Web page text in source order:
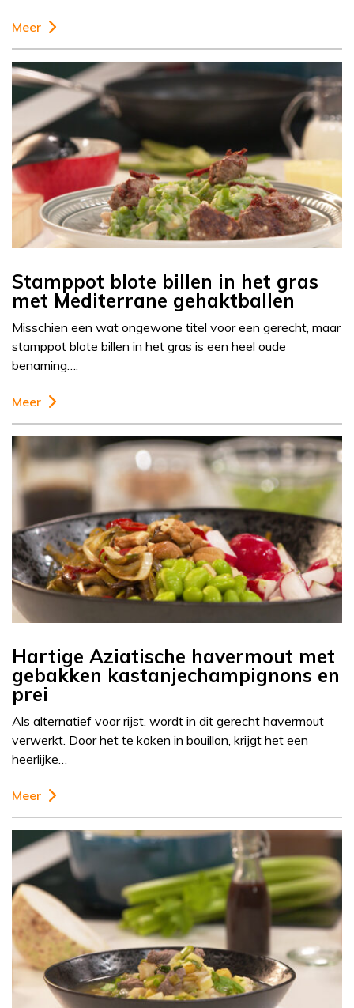
Meer
Stamppot blote billen in het gras
met Mediterrane gehaktballen
Misschien een wat ongewone titel voor een gerecht, maar
stamppot blote billen in het gras is een heel oude
benaming….
Meer
Hartige Aziatische havermout met
gebakken kastanjechampignons en
prei
Als alternatief voor rijst, wordt in dit gerecht havermout
verwerkt. Door het te koken in bouillon, krijgt het een
heerlijke…
Meer